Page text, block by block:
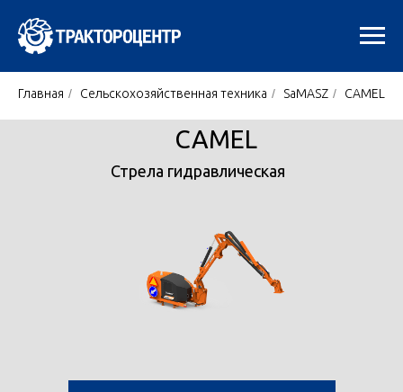
Главная / Сельскохозяйственная техника / SaMASZ / CAMEL
CAMEL
Стрела гидравлическая